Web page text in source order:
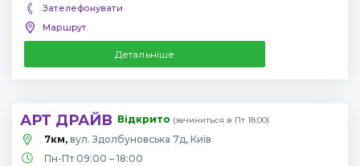
Зателефонувати
Маршрут
Детальніше
АРТ ДРАЙВ Відкрито (зачиниться в Пт 18:00)
7км, вул. Здолбуновська 7д, Київ
Пн-Пт 09:00 – 18:00